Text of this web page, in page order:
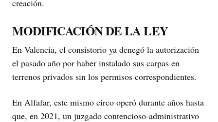
creación.
MODIFICACIÓN DE LA LEY
En Valencia, el consistorio ya denegó la autorización
el pasado año por haber instalado sus carpas en
terrenos privados sin los permisos correspondientes.
En Alfafar, este mismo circo operó durante años hasta
que, en 2021, un juzgado contencioso-administrativo